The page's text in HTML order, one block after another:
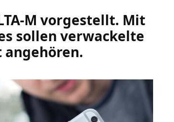
M vorgestellt. Mit
sollen verwackelte
angehören.